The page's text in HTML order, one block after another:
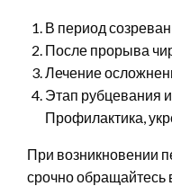
В период
После прорыва
Лечение
Этап рубцевания
Профилактика,
При возникновении
срочно обращайтесь